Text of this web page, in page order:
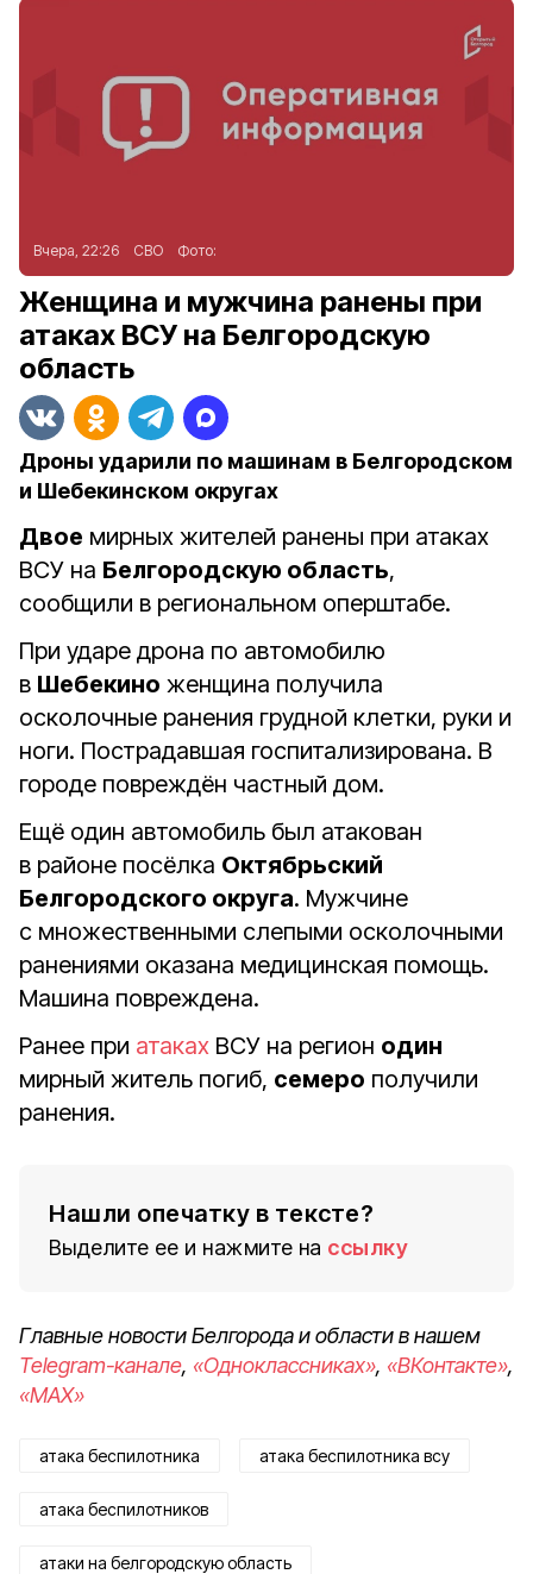
Вчера, 22:26 СВО Фото:
Женщина и мужчина ранены при
атаках ВСУ на Белгородскую
область
Дроны ударили по машинам в Белгородском
и Шебекинском округах
Двое мирных жителей ранены при атаках
ВСУ на Белгородскую область,
сообщили в региональном оперштабе.
При ударе дрона по автомобилю
в Шебекино женщина получила
осколочные ранения грудной клетки, руки и
ноги. Пострадавшая госпитализирована. В
городе повреждён частный дом.
Ещё один автомобиль был атакован
в районе посёлка Октябрьский
Белгородского округа. Мужчине
с множественными слепыми осколочными
ранениями оказана медицинская помощь.
Машина повреждена.
Ранее при атаках ВСУ на регион один
мирный житель погиб, семеро получили
ранения.
Нашли опечатку в тексте?
Выделите ее и нажмите на ссылку
Главные новости Белгорода и области в нашем
Telegram-канале, «Одноклассниках», «ВКонтакте»,
«MAX»
атака беспилотника атака беспилотника всу
атака беспилотников
атаки на белгородскую область